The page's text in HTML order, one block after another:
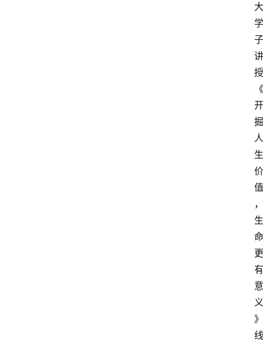
大
学
子
讲
授
《
开
掘
人
生
价
值
，
生
命
更
有
意
义
》
线